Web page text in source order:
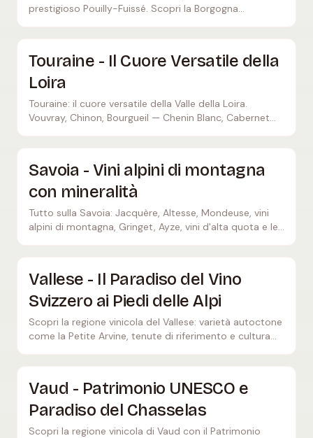
prestigioso Pouilly-Fuissé. Scopri la Borgogna
Touraine - Il Cuore Versatile della
Loira
Touraine: il cuore versatile della Valle della Loira.
Vouvray, Chinon, Bourgueil — Chenin Blanc, Cabernet
Savoia - Vini alpini di montagna
con mineralità
Tutto sulla Savoia: Jacquère, Altesse, Mondeuse, vini
alpini di montagna, Gringet, Ayze, vini d'alta quota e le
Vallese - Il Paradiso del Vino
Svizzero ai Piedi delle Alpi
Scopri la regione vinicola del Vallese: varietà autoctone
come la Petite Arvine, tenute di riferimento e cultura
Vaud - Patrimonio UNESCO e
Paradiso del Chasselas
Scopri la regione vinicola di Vaud con il Patrimonio